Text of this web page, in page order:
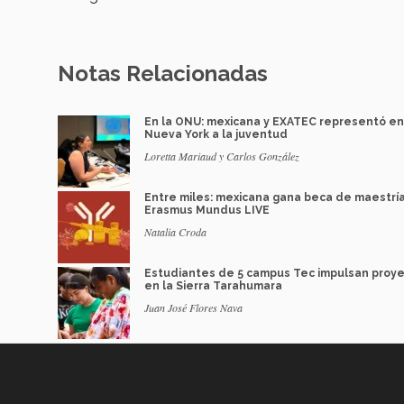
Notas Relacionadas
En la ONU: mexicana y EXATEC representó en
Nueva York a la juventud
Loretta Mariaud y Carlos González
Entre miles: mexicana gana beca de maestría
Erasmus Mundus LIVE
Natalia Croda
Estudiantes de 5 campus Tec impulsan
en la Sierra Tarahumara
Juan José Flores Nava